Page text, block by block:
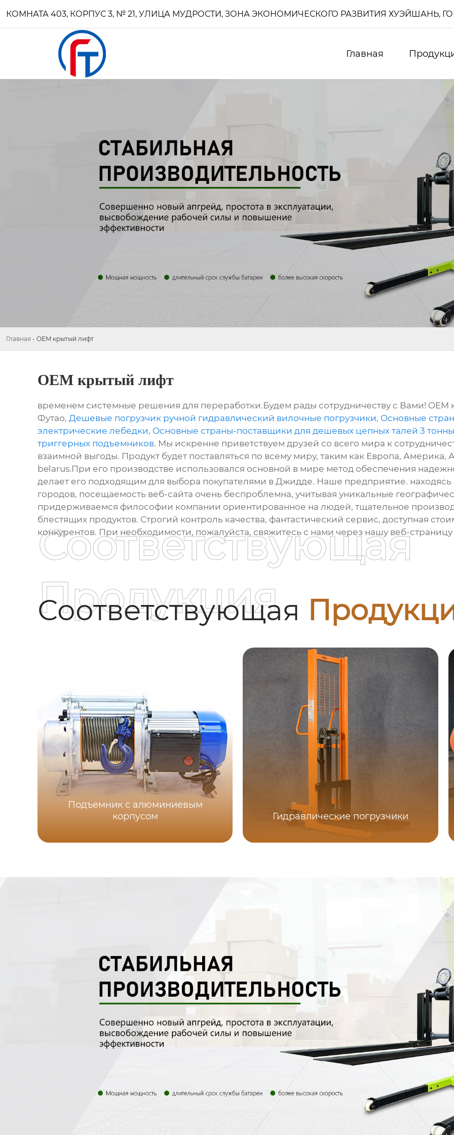
КОМНАТА 403, КОРПУС 3, № 21, УЛИЦА МУДРОСТИ, ЗОНА ЭКОНОМИЧЕСКОГО РАЗВИТИЯ ХУЭЙШАНЬ,
Главная
Главная - OEM крытый лифт
OEM крытый лифт
временем системные решения для переработки.Будем рады сотрудничеству с Вами!
Футао, Дешевые погрузчик ручной гидравлический вилочные погрузчики, Основные
электрические лебедки, Основные страны-поставщики для дешевых цепных талей 3 тонны
триггерных подъемников. Мы искренне приветствуем друзей со всего мира к
взаимной выгоды. Продукт будет поставляться по всему миру, таким как Европа, Америка,
belarus.При его производстве использовался основной в мире метод обеспечения
делает его подходящим для выбора покупателями в Джидде. Наше предприятие.
городов, посещаемость веб-сайта очень беспроблемна, учитывая уникальные
придерживаемся философии компании ориентированное на людей, тщательное
блестящих продуктов. Строгий контроль качества, фантастический сервис, доступная
конкурентов. При необходимости, пожалуйста, свяжитесь с нами через нашу веб-страницу
Соответствующая
Соответствующая
Продукция
Подъемник с алюминиевым
корпусом
Гидравлические погрузчики